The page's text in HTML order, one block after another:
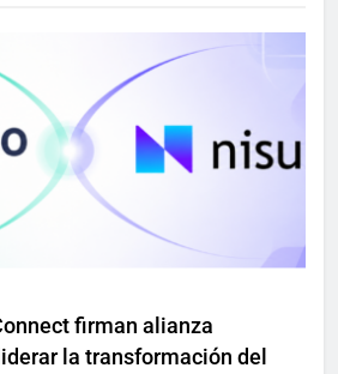
firman alianza
la transformación del